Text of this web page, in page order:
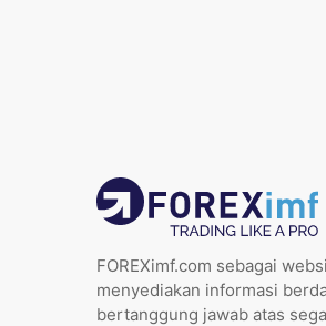
FOREXimf.com sebagai
menyediakan informasi
bertanggung jawab atas